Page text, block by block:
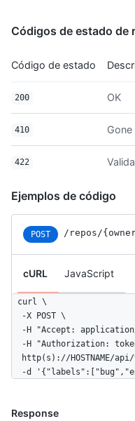
Códigos de estado de
Código de estado
200 OK
410 Gone
422
Ejemplos de código
POST /repos /
cURL JavaScript
curl \
  -X POST \
-H "Accept:
-H "Authorization:
http(s)://HOSTNAME/
-d
Response